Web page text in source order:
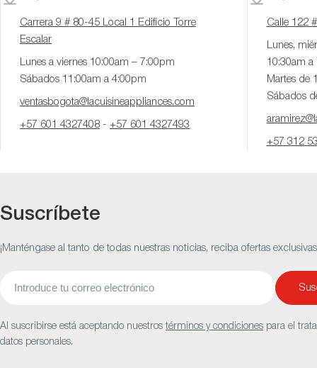
Carrera 9 # 80-45 Local 1 Edificio Torre
Escalar
Lunes a viernes 10:00am – 7:00pm
Sábados 11:00am a 4:00pm
ventasbogota@lacuisineappliances.com
+57 601 4327408 - +57 601 4327493
Calle 122
Lunes,
10:30am a
Martes de
Sábados
+57 312
Suscríbete
¡Manténgase al tanto de todas nuestras noticias, reciba ofertas
Al suscribirse está aceptando nuestrostérminos y condiciones para el
datos personales.